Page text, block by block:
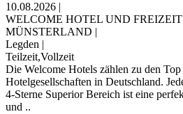
10.08.2026 |
WELCOME HOTEL UND
MÜNSTERLAND |
Legden |
Teilzeit,Vollzeit
Die Welcome Hotels zählen zu den Top
Hotelgesellschaften in Deutschland.
4-Sterne Superior Bereich ist eine
und ..